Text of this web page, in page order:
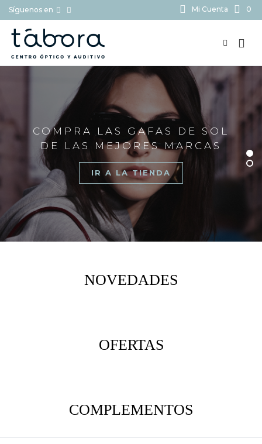
Síguenos en Mi Cuenta 0
COMPRA LAS GAFAS DE SOL
DE LAS MEJORES MARCAS
IR A LA TIENDA
NOVEDADES
OFERTAS
COMPLEMENTOS